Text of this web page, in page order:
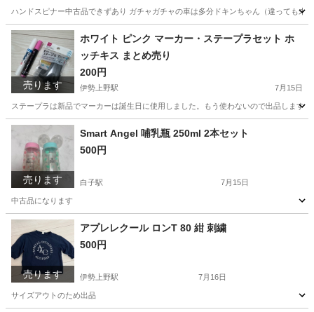
ハンドスピナー中古品できずあり ガチャガチャの車は多分ドキンちゃん（違っても未
三重 津市 伊勢上野駅 おもちゃ
売ります
ホワイト ピンク マーカー・ステープラセット ホ
ッチキス まとめ売り
200円
伊勢上野駅 7月15日
ステープラは新品でマーカーは誕生日に使用しました。もう使わないので出品します。
三重 津市 その他 ホッチキス
売ります
Smart Angel 哺乳瓶 250ml 2本セット
500円
白子駅 7月15日
中古品になります
三重 鈴鹿市 白子駅 哺乳瓶
売ります
アプレレクール ロンT 80 紺 刺繍
500円
伊勢上野駅 7月16日
サイズアウトのため出品